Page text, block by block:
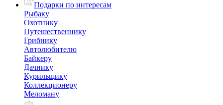
Подарки по интересам
Рыбаку
Охотнику
Путешественнику
Грибнику
Автолюбителю
Байкеру
Дачнику
Курильщику
Коллекционеру
Меломану